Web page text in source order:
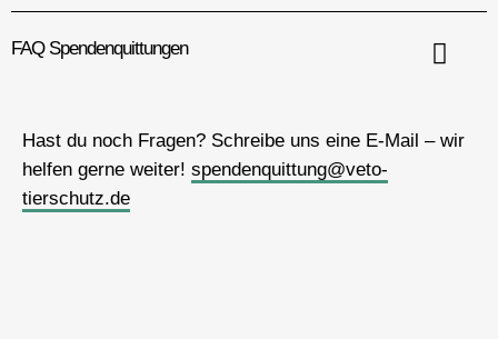
FAQ Spendenquittungen
Hast du noch Fragen? Schreibe uns eine E-Mail – wir
helfen gerne weiter! spendenquittung@veto-
tierschutz.de